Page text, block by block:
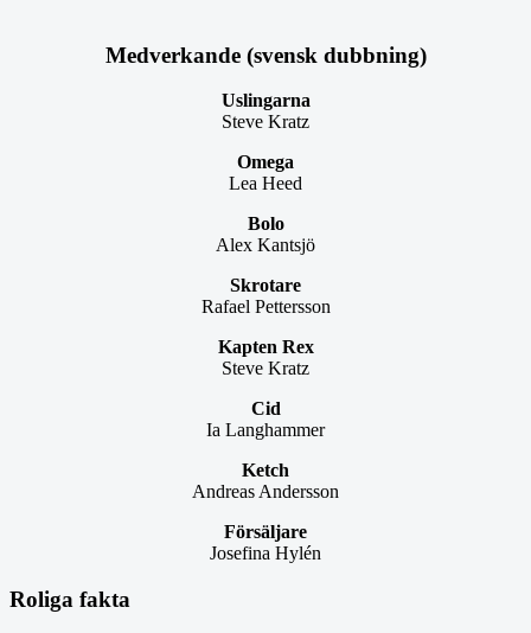
Medverkande (svensk dubbning)
Uslingarna
Steve Kratz
Omega
Lea Heed
Bolo
Alex Kantsjö
Skrotare
Rafael Pettersson
Kapten Rex
Steve Kratz
Cid
Ia Langhammer
Ketch
Andreas Andersson
Försäljare
Josefina Hylén
Roliga fakta